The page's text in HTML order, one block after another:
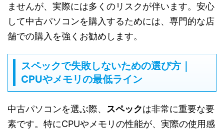
ませんが、実際には多くのリスクが伴います。安心
して中古パソコンを購入するためには、専門的な店
舗での購入を強くお勧めします。
スペックで失敗しないための選び方｜
CPUやメモリの最低ライン
中古パソコンを選ぶ際、 スペックは非常に重要な要
素です。特にCPUやメモリの性能が、実際の使用感